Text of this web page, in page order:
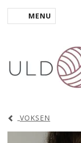
SKIFTE
MENU
VOKSEN